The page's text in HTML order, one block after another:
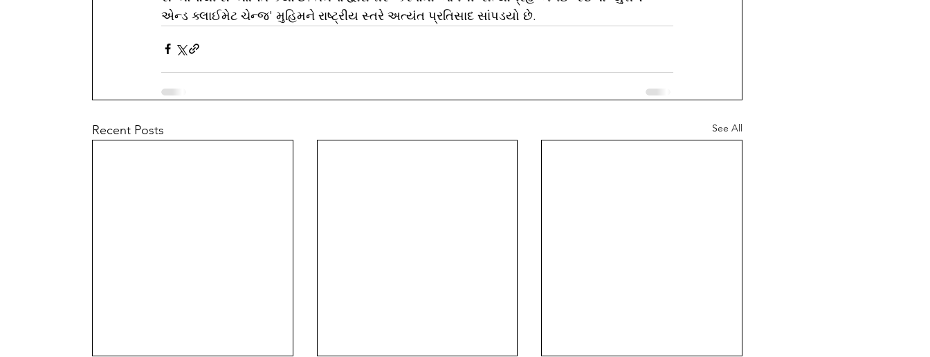
એન્ડ ક્લાઈમેટ ચેન્જ' મુહિમને રાષ્ટ્રીય સ્તરે અત્યંત પ્રતિસાદ સાંપડયો છે.
Recent Posts See All